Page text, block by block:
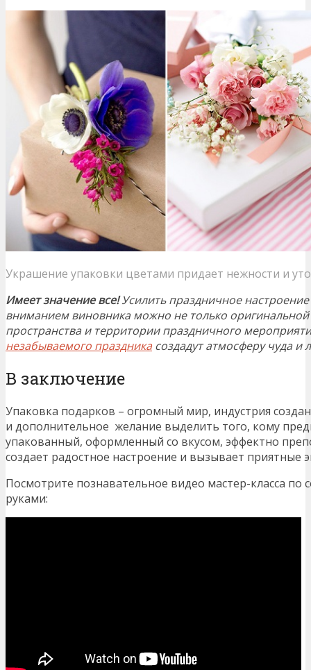
Украшение упаковки цветами придает нежности и
Имеет значение все!Усилить праздничное
вниманием виновника можно не только
пространства и территории праздничного
незабываемого праздника создадут атмосферу чуда и
В заключение
Упаковка подарков – огромный мир, индустрия
и дополнительное желание выделить того, кому
упакованный, оформленный со вкусом, эффектно
создает радостное настроение и вызывает приятные
Посмотрите познавательное видео мастер-класса по
руками: